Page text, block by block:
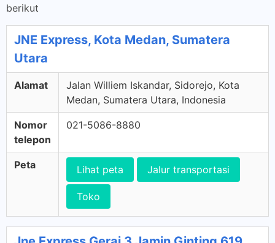
berikut
JNE Express, Kota Medan, Sumatera
Utara
Alamat
Jalan Williem Iskandar, Sidorejo, Kota
Medan, Sumatera Utara, Indonesia
Nomor
telepon
021-5086-8880
Peta Lihat peta Jalur transportasi
Toko